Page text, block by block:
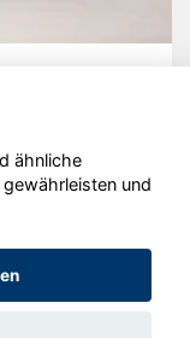
- 2026
ähnliche
und